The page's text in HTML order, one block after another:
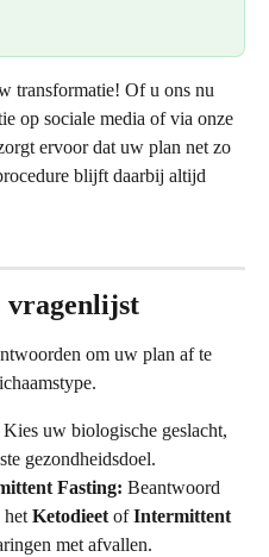
transformatie! Of u ons nu
op sociale media of via onze
ervoor dat uw plan net zo
blijft daarbij altijd
vragenlijst
om uw plan af te
Kies uw biologische geslacht,
gezondheidsdoel.
Fasting: Beantwoord
het Ketodieet of Intermittent
met afvallen.